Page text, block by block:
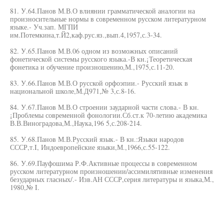
81. У.64.Панов М.В.О влиянии грамматической аналогии на
произносительные нормы в современном русском литературном
языке.- Уч.зап. МГПИ
им.Потемкина,т.Й2,каф.рус.яз.,вып.4,1957,с.3-34.
82. У.65.Панов М.В.06 одном из возможных описаний
фонетической системы русского языка.-В кн.¡Теоретическая
фонетика и обучение произношению,М.,1975,с.11-20.
83. У.66.Панов М.В.О русской орфоэпии.- Русский язык в
национальной школе,М.Д971,№ 3,с.8-16.
84. У.67.Панов М.В.О строении заударной части слова.- В кн.
¡Проблемы современной фонологии.Сб.ст.к 70-летию академика
В.В.Виноградова,М.,Наука,196 5,с.208-214.
85. У.68.Панов М.В.Русский язык.- В кн.:Языки народов
СССР,т.I, Индоевропейские языки,М.,1966,с.55-122.
86. У.69.Пауфошима Р.Ф.Активные процессы в современном
русском литературном произношении/ассимилятивные изменения
безударных гласных/.- Изв.АН СССР,серия литературы и языка,М.,
1980,№ I.